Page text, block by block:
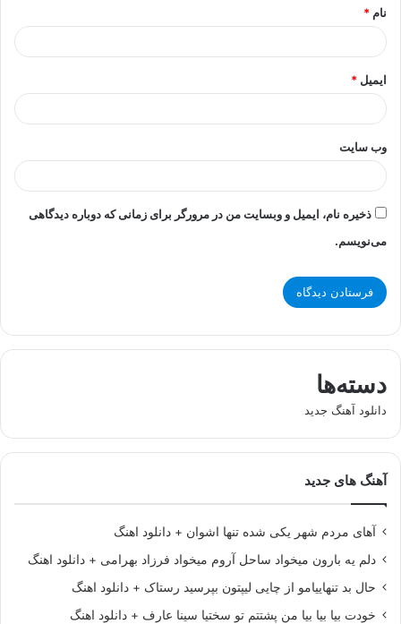
نام *
ایمیل *
وب‌ سایت
ذخیره نام، ایمیل و وبسایت من در مرورگر برای زمانی که دوباره دیدگاهی
می‌نویسم.
دسته‌ها
دانلود آهنگ جدید
آهنگ های جدید
آهای مردم شهر یکی شده تنها اشوان + دانلود اهنگ
دلم یه بارون میخواد ساحل آروم میخواد فرزاد بهرامی + دانلود اهنگ
حال بد تنهاییامو از چایی لیپتون بپرسید رستاک + دانلود اهنگ
خودت بیا بیا بیا من پشتتم تو سختیا سینا عارف + دانلود اهنگ